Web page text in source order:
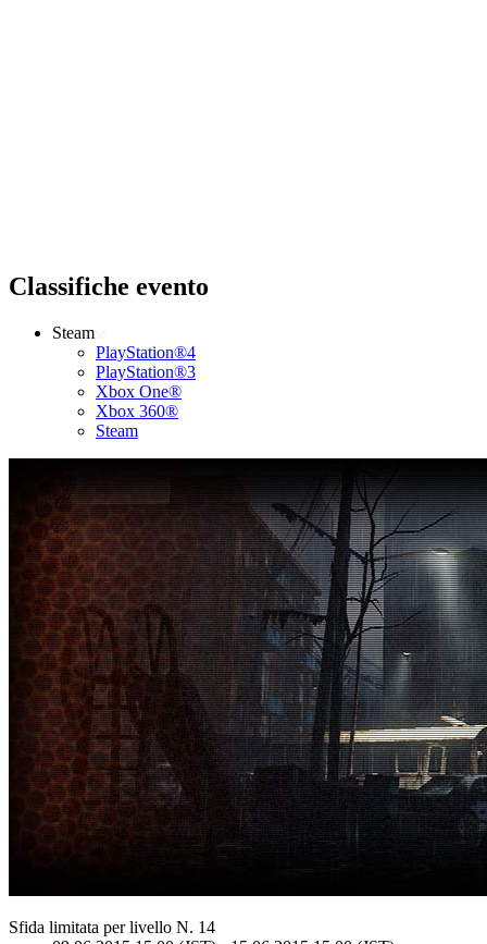
Classifiche evento
Steam
PlayStation®4
PlayStation®3
Xbox One®
Xbox 360®
Steam
Sfida limitata per livello N. 14